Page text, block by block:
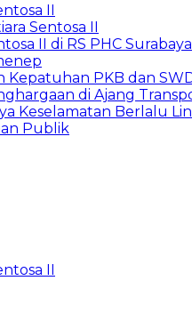
II
Sentosa II
II di RS PHC Surabaya
Kepatuhan PKB dan
di Ajang
Keselamatan Berlalu
Publik
II